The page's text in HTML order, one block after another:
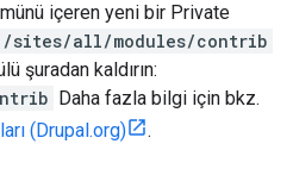
içeren yeni bir Private
/sites/all/modules/contrib
şuradan kaldırın:
Daha fazla bilgi için bkz.
(Drupal.org)
.